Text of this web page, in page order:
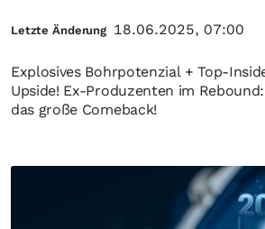
Explosives Bohrpotenzial + Top-
Upside! Ex-Produzenten im
das große Comeback!
Letzte Änderung 18.06.2025, 07:00